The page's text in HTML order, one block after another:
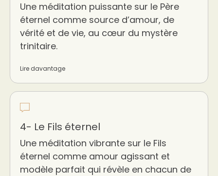
Une méditation puissante sur le Père
éternel comme source d’amour, de
vérité et de vie, au cœur du mystère
trinitaire.
Lire davantage
4- Le Fils éternel
Une méditation vibrante sur le Fils
éternel comme amour agissant et
modèle parfait qui révèle en chacun de